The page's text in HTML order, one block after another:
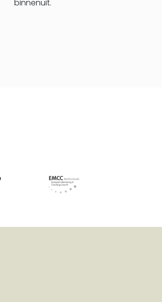
binnenuit.